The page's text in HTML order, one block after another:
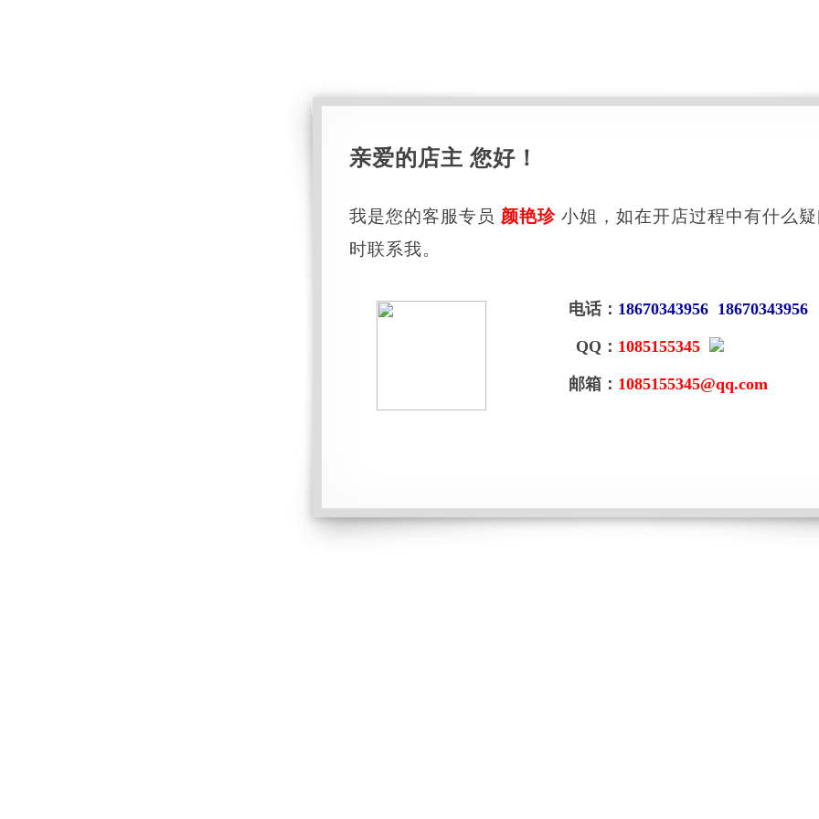
亲爱的店主 您好！
我是您的客服专员 颜艳珍 小姐，如在开店过程中有什么
时联系我。
电话： 18670343956 18670343956
QQ： 1085155345
邮箱： 1085155345@qq.com